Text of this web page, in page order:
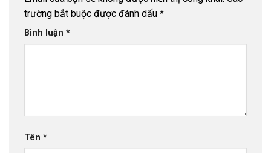
trường bắt buộc được đánh dấu *
Bình luận *
Tên *